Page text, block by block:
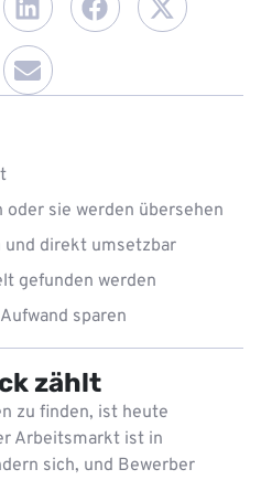
sie werden übersehen
und direkt umsetzbar
gefunden werden
sparen
zählt
zu finden, ist heute
Arbeitsmarkt ist in
sich, und Bewerber